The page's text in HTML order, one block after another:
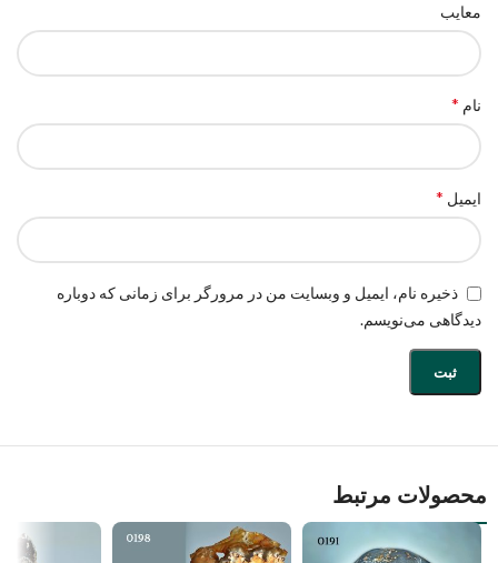
معایب
نام *
ایمیل *
ذخیره نام، ایمیل و وبسایت من در مرورگر برای زمانی که دوباره
دیدگاهی می‌نویسم.
محصولات مرتبط